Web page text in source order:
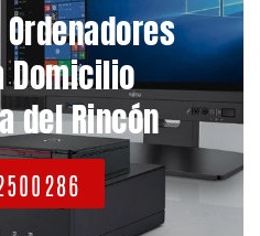
Domicilio
del Rincón